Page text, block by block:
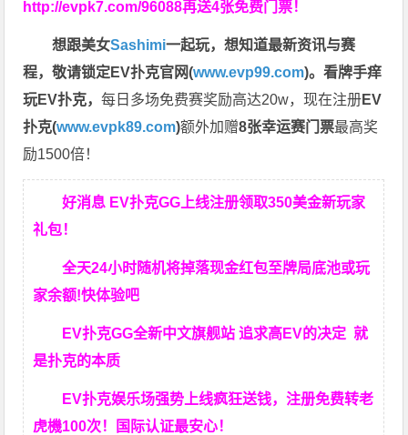
http://evpk7.com/96088再送4张免费门票！
想跟美女Sashimi一起玩，想知道最新资讯与赛
程，敬请锁定EV扑克官网(www.evp99.com)。看牌手痒
玩EV扑克，每日多场免费赛奖励高达20w，现在注册EV
扑克(www.evpk89.com)额外加赠8张幸运赛门票最高奖
励1500倍！
好消息 EV扑克GG上线注册领取350美金新玩家
礼包！
全天24小时随机将掉落现金红包至牌局底池或玩
家余额!快体验吧
EV扑克GG全新中文旗舰站 追求高EV的决定就
是扑克的本质
EV扑克娱乐场强势上线疯狂送钱，注册免费转老
虎機100次！国际认证最安心！